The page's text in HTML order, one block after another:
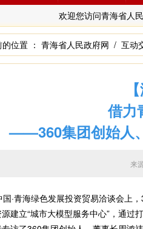
欢迎您访问青海省人
位置 ： 青海省人民政府网 / 互动
借力
——360集团创始人
来
青海绿色发展投资贸易洽谈会上，
建立“城市大模型服务中心”，通过